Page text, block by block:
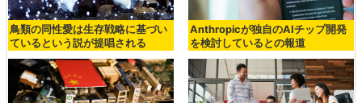
鳥類の同性愛は生存戦略に基づい
ているという説が提唱される
Anthropicが独自のAIチップ開発
を検討しているとの報道